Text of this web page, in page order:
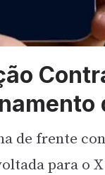
de frente
para o